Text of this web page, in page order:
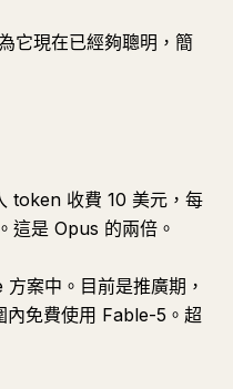
它現在已經夠聰明，簡
token 收費 10 美元，每
這是 Opus 的兩倍。
案中。目前是推廣期，
免費使用 Fable-5。超